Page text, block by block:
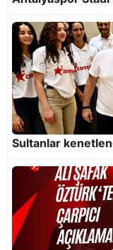
Kombine al,
Sultanlar